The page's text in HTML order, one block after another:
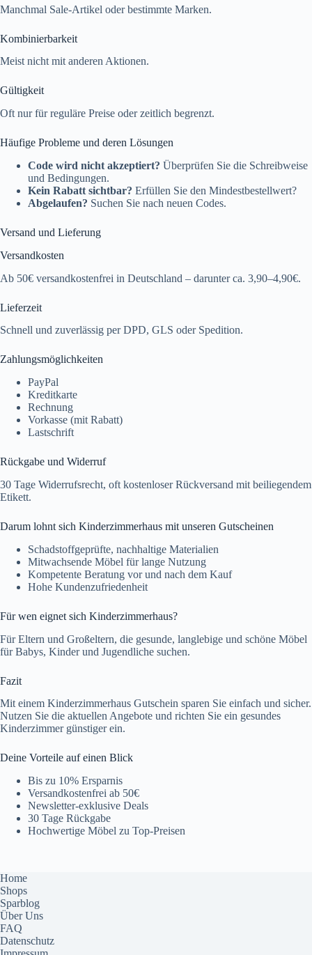
Manchmal Sale-Artikel oder bestimmte Marken.
Kombinierbarkeit
Meist nicht mit anderen Aktionen.
Gültigkeit
Oft nur für reguläre Preise oder zeitlich begrenzt.
Häufige Probleme und deren Lösungen
Code wird nicht akzeptiert? Überprüfen Sie die Schreibweise
und Bedingungen.
Kein Rabatt sichtbar? Erfüllen Sie den Mindestbestellwert?
Abgelaufen? Suchen Sie nach neuen Codes.
Versand und Lieferung
Versandkosten
Ab 50€ versandkostenfrei in Deutschland – darunter ca. 3,90–4,90€.
Lieferzeit
Schnell und zuverlässig per DPD, GLS oder Spedition.
Zahlungsmöglichkeiten
PayPal
Kreditkarte
Rechnung
Vorkasse (mit Rabatt)
Lastschrift
Rückgabe und Widerruf
30 Tage Widerrufsrecht, oft kostenloser Rückversand mit beiliegendem
Etikett.
Darum lohnt sich Kinderzimmerhaus mit unseren Gutscheinen
Schadstoffgeprüfte, nachhaltige Materialien
Mitwachsende Möbel für lange Nutzung
Kompetente Beratung vor und nach dem Kauf
Hohe Kundenzufriedenheit
Für wen eignet sich Kinderzimmerhaus?
Für Eltern und Großeltern, die gesunde, langlebige und schöne Möbel
für Babys, Kinder und Jugendliche suchen.
Fazit
Mit einem Kinderzimmerhaus Gutschein sparen Sie einfach und sicher.
Nutzen Sie die aktuellen Angebote und richten Sie ein gesundes
Kinderzimmer günstiger ein.
Deine Vorteile auf einen Blick
Bis zu 10% Ersparnis
Versandkostenfrei ab 50€
Newsletter-exklusive Deals
30 Tage Rückgabe
Hochwertige Möbel zu Top-Preisen
Home
Shops
Sparblog
Über Uns
FAQ
Datenschutz